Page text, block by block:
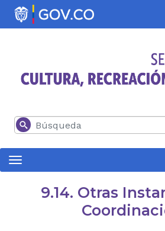
Pasar al contenido principal
Buscar
9.14. Otras